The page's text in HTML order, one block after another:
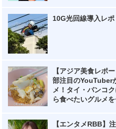
10G光回線導入レポ
【アジア美食レポ
部注目のYouTuber
メ！タイ・バンコ
ら食べたいグルメ
【エンタメRBB】